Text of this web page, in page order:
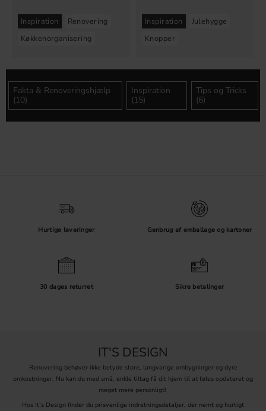
Inspiration
Renovering
Køkkenorganisering
Inspiration
Julehygge
Knopper
Fakta & Renoveringshjælp
(10)
Inspiration
(15)
Tips og Tricks
(6)
Hurtige leveringer Genbrug af emballage og kartoner
30 dages returret Sikre betalinger
IT'S DESIGN
Renovering behøver ikke betyde store, langvarige ombygninger og dyre
omkostninger. Nu kan du med små, enkle tiltag få dit hjem til at føles opdateret og
meget mere personligt!
Hos It’s Design finder du prisvenlige indretningsdetaljer, der nemt og hurtigt